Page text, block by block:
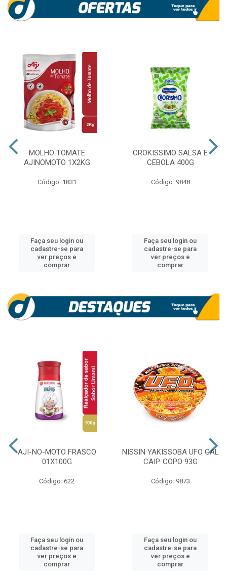
MOLHO TOMATE
AJINOMOTO 1X2KG
Código: 1831
Faça seu login ou
cadastre-se para
ver preços e
comprar
CROKISSIMO SALSA E
CEBOLA 400G
Código: 9848
Faça seu login ou
cadastre-se para
ver preços e
comprar
AJI-NO-MOTO FRASCO
01X100G
Código: 622
Faça seu login ou
cadastre-se para
ver preços e
comprar
NISSIN YAKISSOBA UFO GAL
CAIP. COPO 93G
Código: 9873
Faça seu login ou
cadastre-se para
ver preços e
comprar